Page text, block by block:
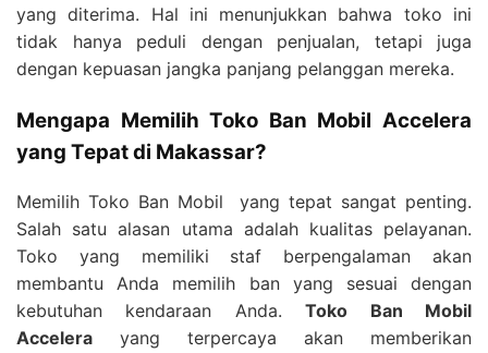
yang diterima. Hal ini menunjukkan bahwa toko ini
tidak hanya peduli dengan penjualan, tetapi juga
dengan kepuasan jangka panjang pelanggan mereka.
Mengapa Memilih Toko Ban Mobil Accelera
yang Tepat di Makassar?
Memilih Toko Ban Mobil
yang tepat sangat penting.
Salah satu alasan utama adalah kualitas pelayanan.
Toko yang memiliki staf berpengalaman akan
membantu Anda memilih ban yang sesuai dengan
kebutuhan kendaraan Anda.Toko Ban Mobil
Accelera yang terpercaya akan memberikan